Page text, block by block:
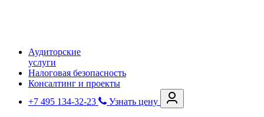
Аудиторские
услуги
Налоговая безопасность
Консалтинг и проекты
+7 495 134-32-23
Узнать цену